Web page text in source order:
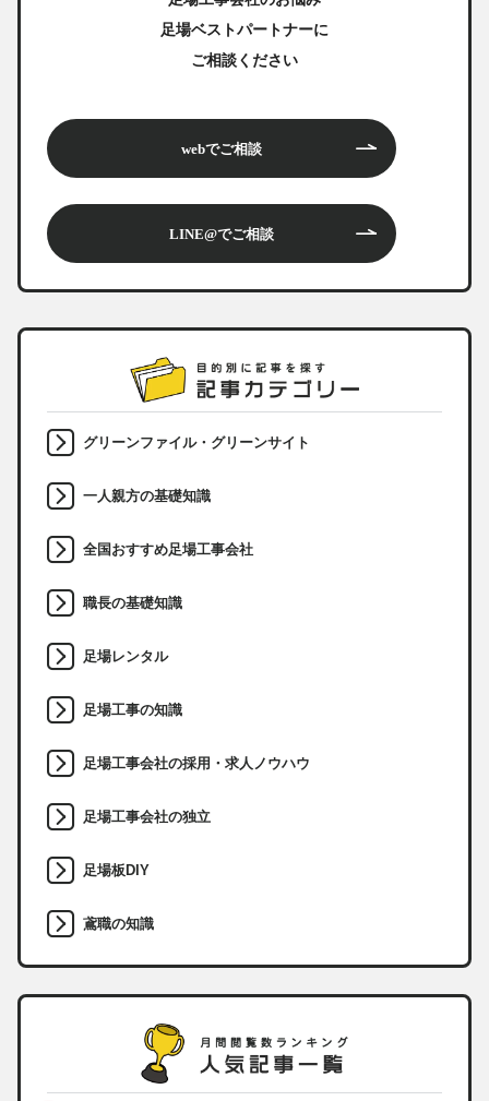
足場ベストパートナーに
ご相談ください
webでご相談
LINE@でご相談
グリーンファイル・グリーンサイト
一人親方の基礎知識
全国おすすめ足場工事会社
職長の基礎知識
足場レンタル
足場工事の知識
足場工事会社の採用・求人ノウハウ
足場工事会社の独立
足場板DIY
鳶職の知識